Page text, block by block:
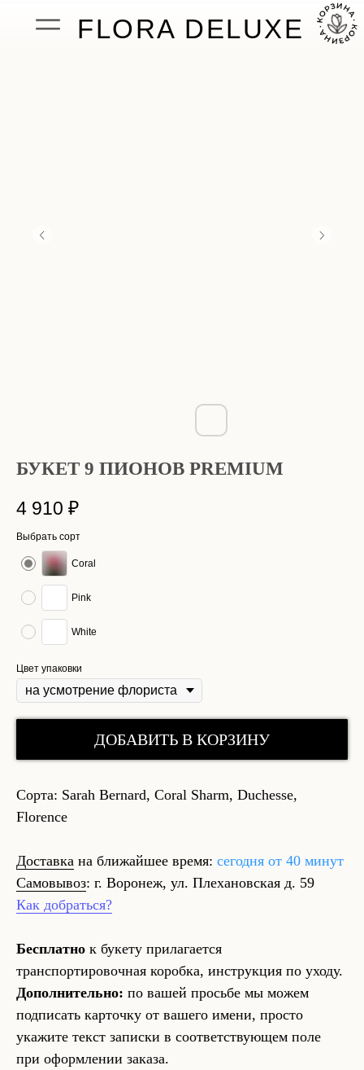
FLORA DELUXE
БУКЕТ 9 ПИОНОВ PREMIUM
4 910 ₽
Выбрать сорт
Coral
Pink
White
Цвет упаковки
ДОБАВИТЬ В КОРЗИНУ
Сорта: Sarah Bernard, Coral Sharm, Duchesse,
Florence
Доставка на ближайшее время: сегодня от 40 минут
Самовывоз: г. Воронеж, ул. Плехановская д. 59
Как добраться?
Бесплатно к букету прилагается
транспортировочная коробка, инструкция по уходу.
Дополнительно: по вашей просьбе мы можем
подписать карточку от вашего имени, просто
укажите текст записки в соответствующем поле
при оформлении заказа.